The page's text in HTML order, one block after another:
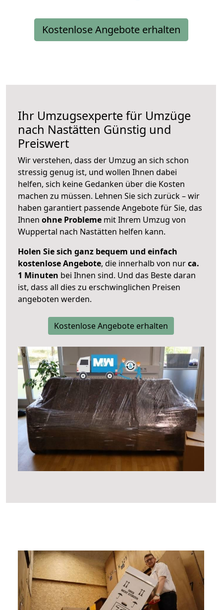
Kostenlose Angebote erhalten
Ihr Umzugsexperte für Umzüge
nach Nastätten Günstig und
Preiswert
Wir verstehen, dass der Umzug an sich schon
stressig genug ist, und wollen Ihnen dabei
helfen, sich keine Gedanken über die Kosten
machen zu müssen. Lehnen Sie sich zurück – wir
haben garantiert passende Angebote für Sie, das
Ihnen ohne Probleme mit Ihrem Umzug von
Wuppertal nach Nastätten helfen kann.
Holen Sie sich ganz bequem und einfach
kostenlose Angebote, die innerhalb von nurca.
1 Minuten bei Ihnen sind. Und das Beste daran
ist, dass all dies zu erschwinglichen Preisen
angeboten werden.
Kostenlose Angebote erhalten